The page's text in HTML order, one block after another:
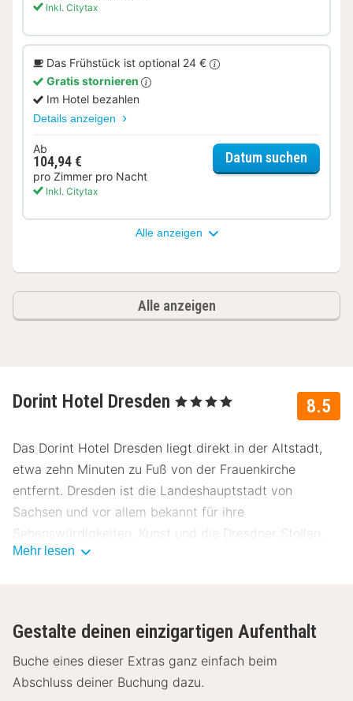
Inkl. Citytax
Das Frühstück ist optional 24 €
Gratis stornieren
Im Hotel bezahlen
Details anzeigen
Ab
104,94 €
pro Zimmer pro Nacht
Inkl. Citytax
Datum suchen
Alle anzeigen
Alle anzeigen
8.5
Dorint Hotel Dresden , 4 Sterne
Das Dorint Hotel Dresden liegt direkt in der Altstadt,
etwa zehn Minuten zu Fuß von der Frauenkirche
entfernt. Dresden ist die Landeshauptstadt von
Sachsen und vor allem bekannt für ihre
Sehenswürdigkeiten, Kunst und die Dresdner Stollen.
und komfortablen Zimmern zum Wohlfühlen und
Entspannen ein.
Einrichtungen Dorint Hotel Dresden
Mehr lesen
Gestalte deinen einzigartigen Aufenthalt
Buche eines dieser Extras ganz einfach beim
Abschluss deiner Buchung dazu.